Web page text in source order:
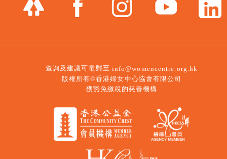
查詢及建議可電郵至 info@womencentre.org.hk
版權所有©香港婦女中心協會有限公司
獲豁免繳稅的慈善機構